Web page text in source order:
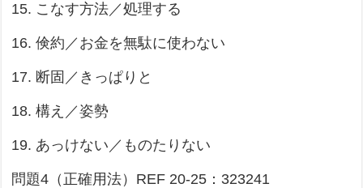
15. こなす方法／処理する
16. 倹約／お金を無駄に使わない
17. 断固／きっぱりと
18. 構え／姿勢
19. あっけない／ものたりない
問題4（正確用法）REF 20-25：323241